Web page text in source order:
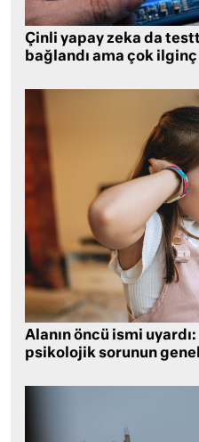
Çinli yapay zeka da
bağlandı ama çok
Alanın öncü ismi
psikolojik sorunun